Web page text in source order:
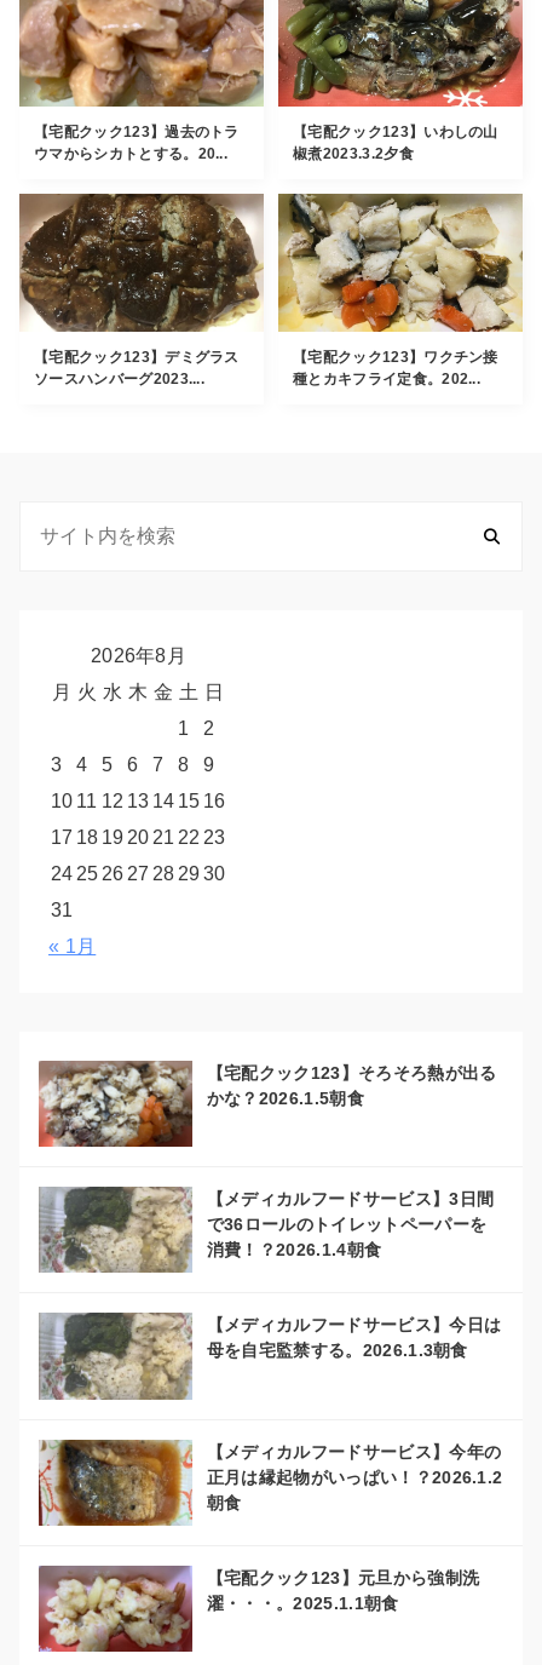
【宅配クック123】過去のトラ
ウマからシカトとする。20...
【宅配クック123】いわしの山
椒煮2023.3.2夕食
【宅配クック123】デミグラス
ソースハンバーグ2023....
【宅配クック123】ワクチン接
種とカキフライ定食。202...
2026年8月
月 火 水 木 金 土 日
1
2
3
4 5 6 7 8
9
10 11 12 13 14 15 16
17 18 19 20 21 22 23
24 25 26 27 28 2930
31
« 1月
【宅配クック123】そろそろ熱が出る
かな？2026.1.5朝食
【メディカルフードサービス】3日間
で36ロールのトイレットペーパーを
消費！？2026.1.4朝食
【メディカルフードサービス】今日は
母を自宅監禁する。2026.1.3朝食
【メディカルフードサービス】今年の
正月は縁起物がいっぱい！？2026.1.2
朝食
【宅配クック123】元旦から強制洗
濯・・・。2025.1.1朝食